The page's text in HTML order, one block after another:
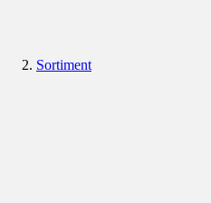
Sortiment